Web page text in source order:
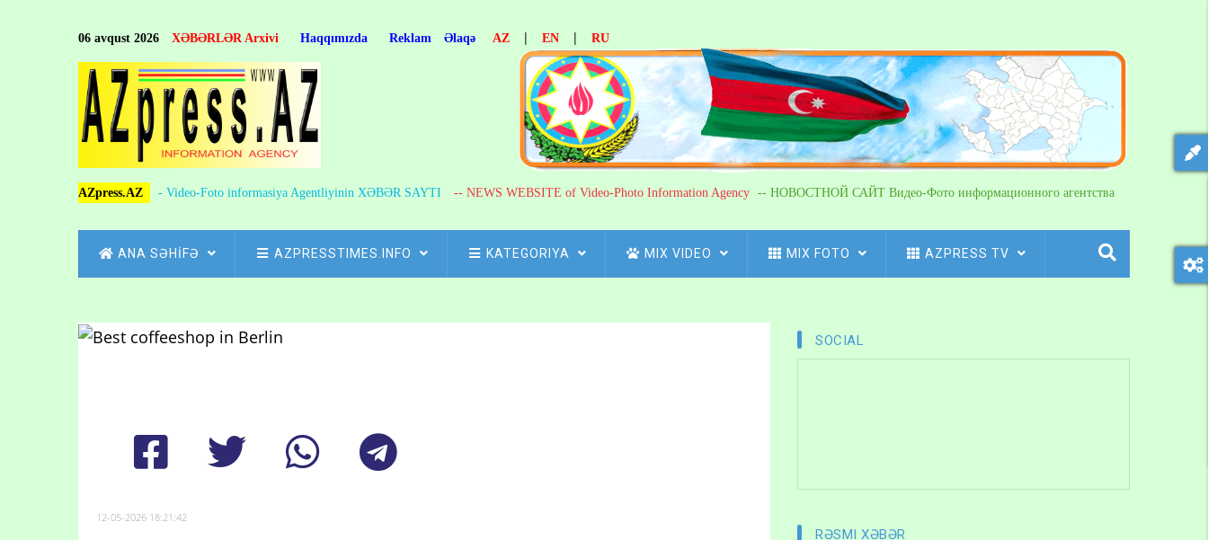
06 avqust 2026 XƏBƏRLƏR Arxivi Haqqımızda Reklam Əlaqə AZ | EN | RU
AZpress.AZ - Video-Foto informasiya Agentliyinin XƏBƏR SAYTI -- NEWS WEBSITE of Video-Photo Information Agency -- НОВОСТНОЙ САЙТ Видео-Фото информационного агентства
MAIN
NAVIGATION
ANA SƏHİFƏ AZPRESSTIMES.INFO KATEGORIYA MIX VIDEO MIX FOTO AZPRESS TV
Breadcrumb
12-05-2026 18:21:42
SOCIAL
RƏSMI XƏBƏR